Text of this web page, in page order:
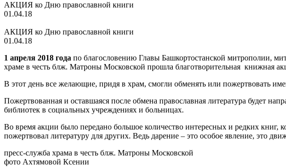
АКЦИЯ ко Дню православной книги
01.04.18
АКЦИЯ ко Дню православной книги
01.04.18
1 апреля 2018 года по благословению Главы Башкортостанской митрополии,
храме в честь блж. Матроны Московской прошла благотворительная книжная
В этот день все желающие, придя в храм, смогли обменять или пожертвовать
Пожертвованная и оставшаяся после обмена православная литература будет
библиотек в социальных учреждениях и больницах.
Во время акции было передано большое количество интересных и редких книг,
пожертвовал литературу для других. Ведь дарение – это особое явление, это
пресс-служба храма в честь блж. Матроны Московской
фото Ахтямовой Ксении